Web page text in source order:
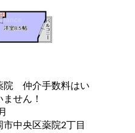
院 仲介手数料はい
せん！
市中央区薬院2丁目